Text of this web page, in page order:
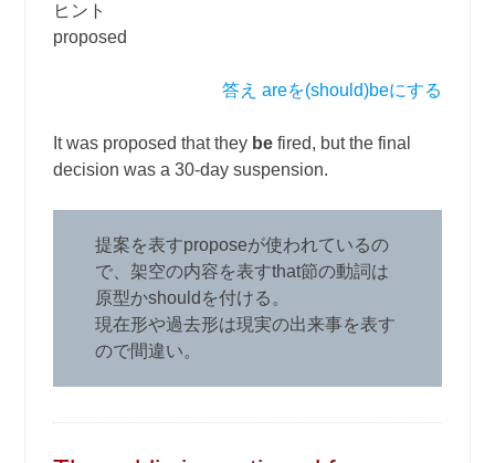
ヒント
proposed
答え areを(should)beにする
It was proposed that they be fired, but the final
decision was a 30-day suspension.
提案を表すproposeが使われているの
で、架空の内容を表すthat節の動詞は
原型かshouldを付ける。
現在形や過去形は現実の出来事を表す
ので間違い。